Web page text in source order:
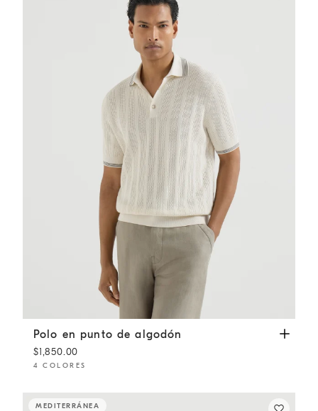
Polo en punto de algodón Blanco
Polo en punto de algodón
$1,850.00
4 COLORES
MEDITERRÁNEA